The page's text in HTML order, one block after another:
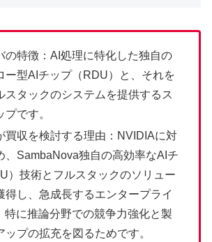
の特徴：AI処理に特化した独自の
ー型AIチップ（RDU）と、それを
スタックのシステムを提供するス
プです。
買収を検討する理由：NVIDIAに対
、SambaNova独自の高効率なAIチ
）技術とフルスタックのソリュー
得し、急成長するエンタープライ
特に推論分野での競争力強化と製
ップの拡充を図るためです。